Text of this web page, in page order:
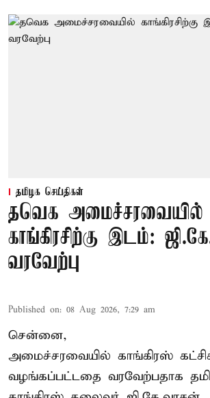
தமிழக செய்திகள்
தவெக அமைச்சரவையில்
காங்கிரசிற்கு இடம்:
வரவேற்பு
Published on: 08 Aug 2026, 7:29 am
சென்னை,
அமைச்சரவையில் காங்கிரஸ்
வழங்கப்பட்டதை வரவேற்பதாக